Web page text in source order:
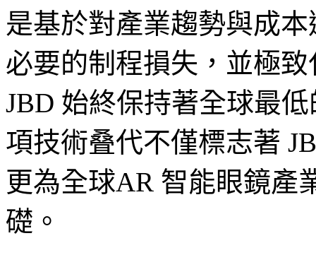
是基於對產業趨勢與成
必要的制程損失，並極
JBD 始終保持著全球最
項技術叠代不僅標志著
更為全球AR 智能眼鏡產
礎。